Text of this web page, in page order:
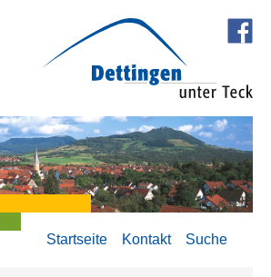
Startseite Kontakt Suche